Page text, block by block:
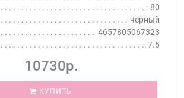
80
черный
4657805067323
7.5
10730р.
КУПИТЬ